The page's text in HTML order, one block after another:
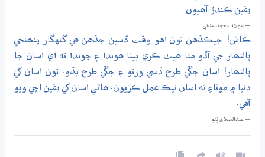
يقين ڪندڙ آهيون
— مولانا محمد مدني
ڪاش! جيڪڏهن تون اهو وقت ڏسين جڏهن هي گنهگار پنھنجي
پالڻھار جي آڏو مٿا هيٺ ڪري بيٺا هوندا ۽ چوندا ته اي اسان جا
پالڻھار! اسان چڱي طرح ڏسي ورتو ۽ چڱي طرح ٻڌو. تون اسان کي
دنيا ۾ موٽاءِ ته اسان نيڪ عمل ڪريون. هاڻي اسان کي يقين اچي ويو
آهي.
— عبدالسلام ڀُٽو